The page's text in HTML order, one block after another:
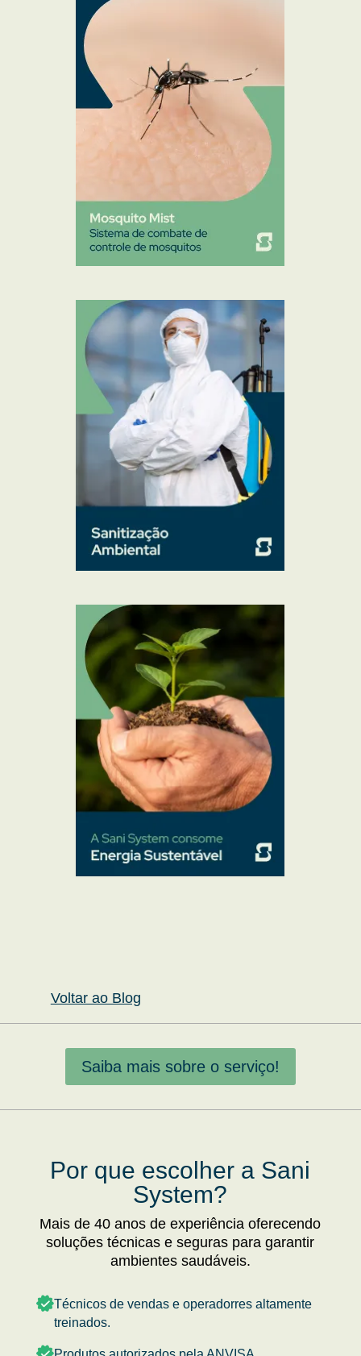
Voltar ao Blog
Saiba mais sobre o serviço!
Por que escolher a Sani
System?
Mais de 40 anos de experiência oferecendo
soluções técnicas e seguras para garantir
ambientes saudáveis.
Técnicos de vendas e operadorres altamente
treinados.